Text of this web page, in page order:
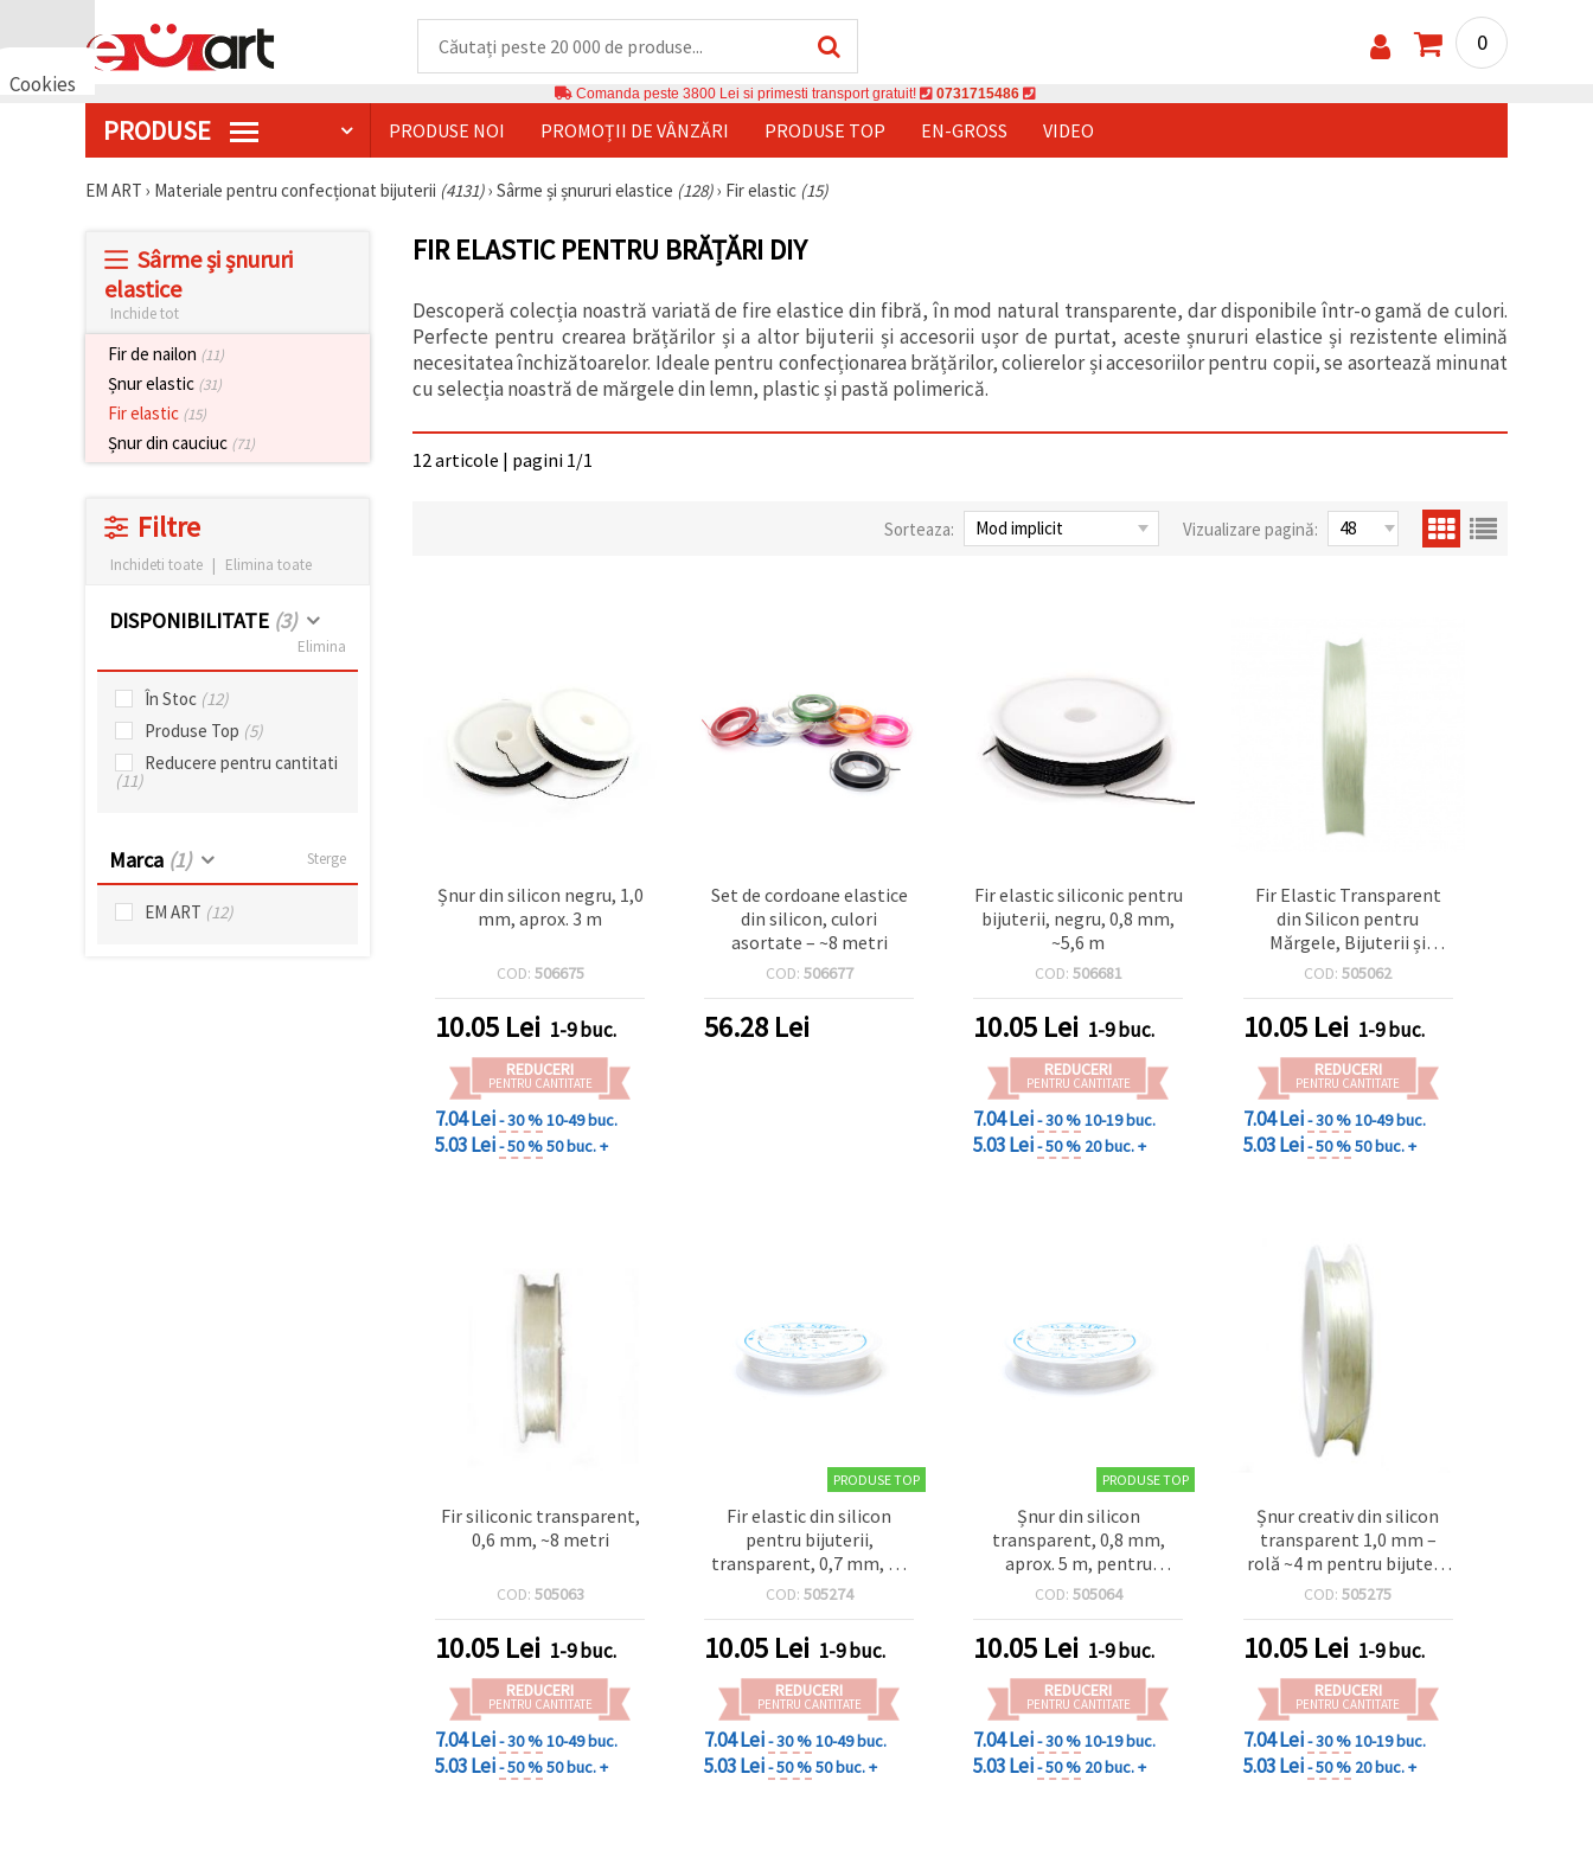
Cookies
0
Comanda peste 3800 Lei si primesti transport gratuit! 0731715486
PRODUSE PRODUSE NOI PROMOȚII DE VÂNZĂRI PRODUSE TOP EN-GROSS VIDEO
EM ART › Materiale pentru confecționat bijuterii (4131)› Sârme și șnururi elastice (128)› Fir elastic (15)
Sârme și șnururi
elastice
Inchide tot
Fir de nailon (11)
Șnur elastic (31)
Fir elastic (15)
Șnur din cauciuc (71)
Filtre
Inchideti toate | Elimina toate
DISPONIBILITATE (3)
Elimina
În Stoc (12)
Produse Top (5)
Reducere pentru cantitati
(11)
Marca (1) Sterge
EM ART (12)
FIR ELASTIC PENTRU BRĂȚĂRI DIY
Descoperă colecția noastră variată de fire elastice din fibră, în mod natural transparente, dar disponibile într-o gamă de culori.
Perfecte pentru crearea brățărilor și a altor bijuterii și accesorii ușor de purtat, aceste șnururi elastice și rezistente elimină
necesitatea închizătoarelor. Ideale pentru confecționarea brățărilor, colierelor și accesoriilor pentru copii, se asortează minunat
cu selecția noastră de mărgele din lemn, plastic și pastă polimerică.
12 articole | pagini 1/1
Sorteaza: Vizualizare pagină:
Șnur din silicon negru, 1,0
mm, aprox. 3 m
COD: 506675
10.05 Lei 1-9 buc.
REDUCERI
PENTRU CANTITATE
7.04 Lei- 30 %10-49 buc.
5.03 Lei- 50 %50 buc. +
Set de cordoane elastice
din silicon, culori
asortate – ~8 metri
COD: 506677
56.28 Lei
Fir elastic siliconic pentru
bijuterii, negru, 0,8 mm,
~5,6 m
COD: 506681
10.05 Lei 1-9 buc.
REDUCERI
PENTRU CANTITATE
7.04 Lei- 30 %10-19 buc.
5.03 Lei- 50 % 20 buc. +
Fir Elastic Transparent
din Silicon pentru
Mărgele, Bijuterii și
Decor, 0,5 mm, Rolă ~12
Înșirat și Proiecte
Handmade
COD:505062
10.05Lei 1-9 buc.
REDUCERI
PENTRU CANTITATE
7.04 Lei- 30 %10-49 buc.
5.03 Lei- 50 %50 buc. +
Fir siliconic transparent,
0,6 mm, ~8 metri
COD: 505063
10.05 Lei 1-9 buc.
REDUCERI
PENTRU CANTITATE
7.04 Lei- 30 %10-49 buc.
5.03 Lei- 50 %50 buc. +
PRODUSE TOP
Fir elastic din silicon
pentru bijuterii,
transparent, 0,7 mm, ~6
m
COD: 505274
10.05 Lei 1-9 buc.
REDUCERI
PENTRU CANTITATE
7.04 Lei- 30 %10-49 buc.
5.03 Lei- 50 %50 buc. +
PRODUSE TOP
Șnur din silicon
transparent, 0,8 mm,
aprox. 5 m, pentru
bijuterii DIY
COD: 505064
10.05 Lei 1-9 buc.
REDUCERI
PENTRU CANTITATE
7.04 Lei- 30 %10-19 buc.
5.03 Lei- 50 % 20 buc. +
Șnur creativ din silicon
transparent 1,0 mm –
rolă ~4 m pentru bijuterii
handmade, mărgelit și
COD:505275
10.05Lei 1-9 buc.
REDUCERI
PENTRU CANTITATE
7.04 Lei- 30 %10-19 buc.
5.03 Lei- 50 % 20 buc. +